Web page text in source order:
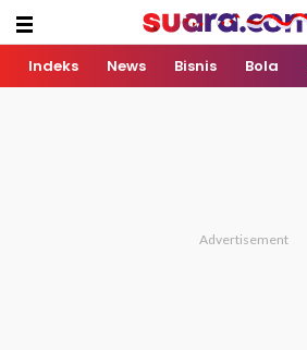
Indeks News Bisnis Bola